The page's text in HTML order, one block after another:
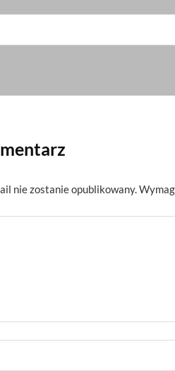
nie zostanie opublikowany.